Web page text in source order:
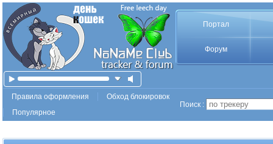
Портал
Форум
Правила оформления
Обход блокировок
Популярное
Поиск :